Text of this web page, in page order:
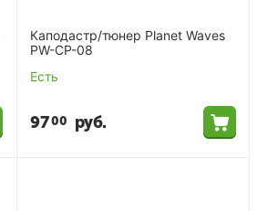
Каподастр/тюнер Planet Waves
PW-CP-08
Есть
9700 руб.